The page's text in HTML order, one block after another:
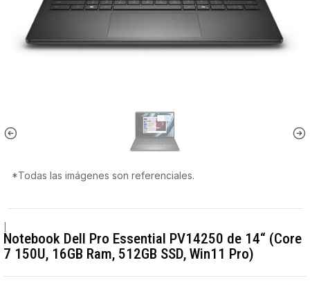
*Todas las imágenes son referenciales.
Notebook Dell Pro Essential PV14250 de 14“ (Core
7 150U, 16GB Ram, 512GB SSD, Win11 Pro)